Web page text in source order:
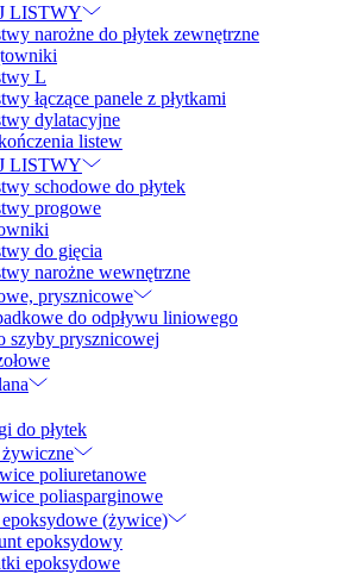
LISTWY
narożne do płytek zewnętrzne
L
łączące panele z płytkami
dylatacyjne
listew
LISTWY
schodowe do płytek
progowe
do gięcia
narożne wewnętrzne
prysznicowe
do odpływu liniowego
szyby prysznicowej
do płytek
poliuretanowe
poliasparginowe
(żywice)
epoksydowy
epoksydowe